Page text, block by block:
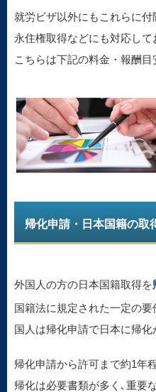
就労ビザ以外にもこれらに付
永住権取得などにも対応して
こちらは下記の料金・報酬目
帰化申請・日本国籍の取
外国人の方の日本国籍取得を
国籍法に規定された一定の
国人は帰化申請で日本に帰化
帰化申請から許可まで約1年
帰化は必要書類が多く､重要